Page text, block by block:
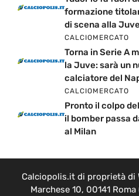
formazione
di scena alla Juve
CALCIOMERCATO
Torna in Serie A
la Juve: sarà un
calciatore del
CALCIOMERCATO
Pronto il colpo
il bomber passa
al Milan
Calciopolis.it di proprietà di
Marchese 10, 00141